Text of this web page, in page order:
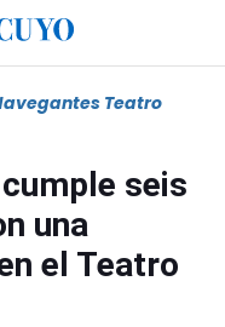
Teatro
seis
una
el Teatro